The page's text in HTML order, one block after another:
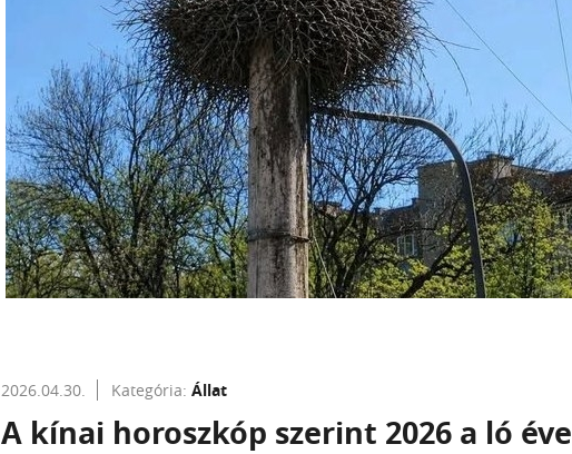
2026.04.30. Kategória: Állat
A kínai horoszkóp szerint 2026 a ló éve